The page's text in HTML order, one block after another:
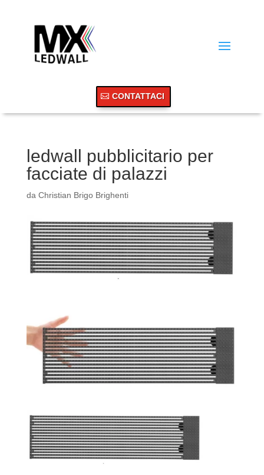
CONTATTACI
ledwall pubblicitario per
facciate di palazzi
da Christian Brigo Brighenti